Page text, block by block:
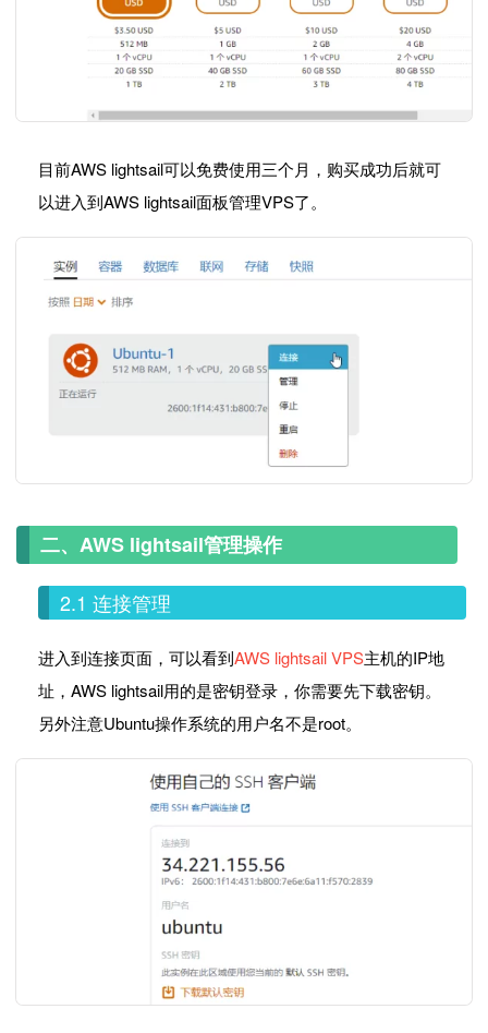
目前AWS lightsail可以免费使用三个月，购买成功后就可
以进入到AWS lightsail面板管理VPS了。
二、AWS lightsail管理操作
2.1 连接管理
进入到连接页面，可以看到AWS lightsail VPS主机的IP地
址，AWS lightsail用的是密钥登录，你需要先下载密钥。
另外注意Ubuntu操作系统的用户名不是root。